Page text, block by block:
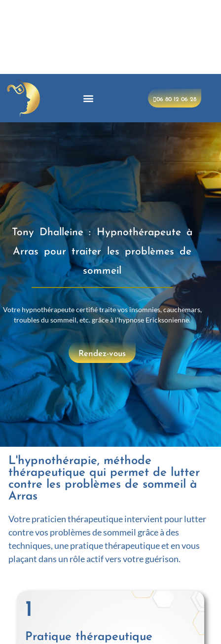
06 80 12 06 28
Lutter contre les
troubles de sommeil à
Arras
Tony Dhalleine : Hypnothérapeute à
Arras pour traiter les problèmes de
sommeil
Votre hypnothérapeute certifié traite vos insomnies, cauchemars,
troubles du sommeil, etc. grâce à l’hypnose Ericksonienne.
Rendez-vous
L'hypnothérapie, méthode
thérapeutique qui permet de lutter
contre les problèmes de sommeil à
Arras
Votre praticien thérapeutique intervient pour lutter
contre vos problèmes de sommeil grâce à des
techniques, une pratique thérapeutique et en vous
plaçant dans un rôle actif vers votre guérison.
1
Pratique thérapeutique